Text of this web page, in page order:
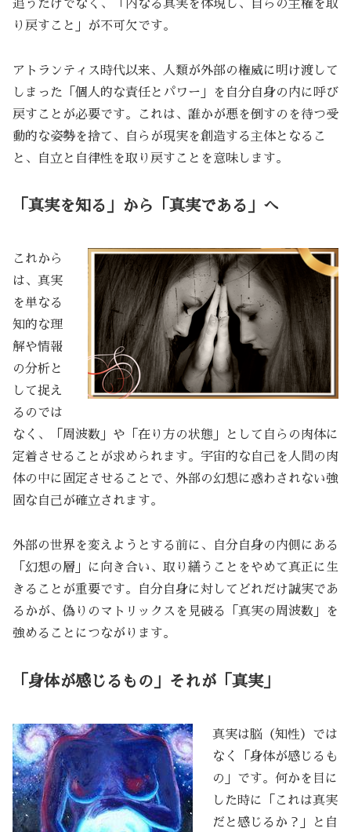
追うだけでなく、「内なる真実を体現し、自らの主権を取
り戻すこと」が不可欠です。
アトランティス時代以来、人類が外部の権威に明け渡して
しまった「個人的な責任とパワー」を自分自身の内に呼び
戻すことが必要です。これは、誰かが悪を倒すのを待つ受
動的な姿勢を捨て、自らが現実を創造する主体となるこ
と、自立と自律性を取り戻すことを意味します。
「真実を知る」から「真実である」へ
これから
は、真実
を単なる
知的な理
解や情報
の分析と
して捉え
るのでは
なく、「周波数」や「在り方の状態」として自らの肉体に
定着させることが求められます。宇宙的な自己を人間の肉
体の中に固定させることで、外部の幻想に惑わされない強
固な自己が確立されます。
外部の世界を変えようとする前に、自分自身の内側にある
「幻想の層」に向き合い、取り繕うことをやめて真正に生
きることが重要です。自分自身に対してどれだけ誠実であ
るかが、偽りのマトリックスを見破る「真実の周波数」を
強めることにつながります。
「身体が感じるもの」それが「真実」
真実は脳（知性）では
なく「身体が感じるも
の」です。何かを目に
した時に「これは真実
だと感じるか？」と自